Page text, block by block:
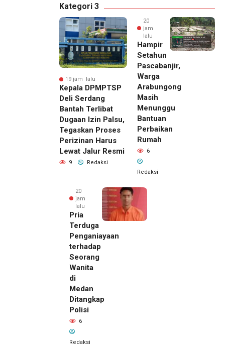
Kategori 3
19 jam lalu
Kepala DPMPTSP
Deli Serdang
Bantah Terlibat
Dugaan Izin Palsu,
Tegaskan Proses
Perizinan Harus
Lewat Jalur Resmi
9 Redaksi
20
jam
lalu
Hampir
Setahun
Pascabanjir,
Warga
Arabungong
Masih
Menunggu
Bantuan
Perbaikan
Rumah
6
Redaksi
20
jam
lalu
Pria
Terduga
Penganiayaan
terhadap
Seorang
Wanita
di
Medan
Ditangkap
Polisi
6
Redaksi
19 jam lalu
Kepala
DPMPTSP
Deli
Serdang
Bantah
Terlibat